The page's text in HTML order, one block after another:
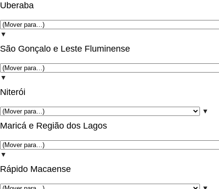
Uberaba
▼
São Gonçalo e Leste Fluminense
▼
Niterói
▼
Maricá e Região dos Lagos
▼
Rápido Macaense